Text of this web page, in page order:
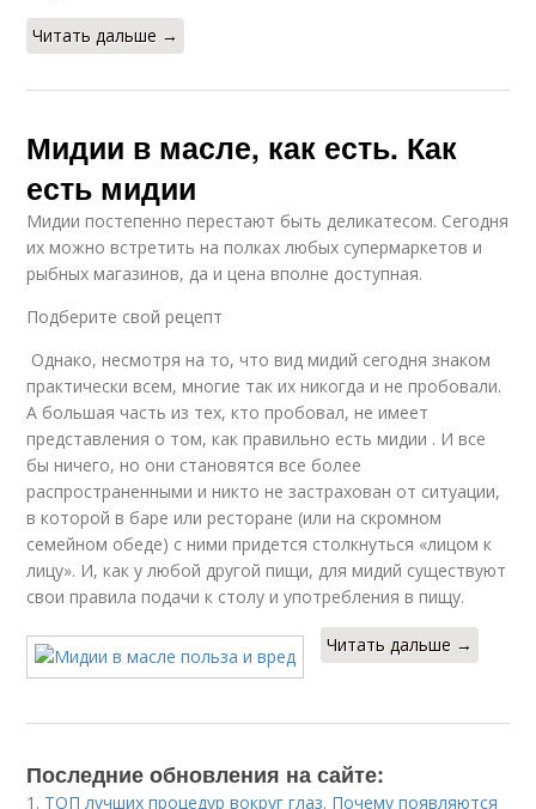
Читать дальше →
Мидии в масле, как есть. Как
есть мидии
Мидии постепенно перестают быть деликатесом. Сегодня
их можно встретить на полках любых супермаркетов и
рыбных магазинов, да и цена вполне доступная.
Подберите свой рецепт
Однако, несмотря на то, что вид мидий сегодня знаком
практически всем, многие так их никогда и не пробовали.
А большая часть из тех, кто пробовал, не имеет
представления о том, как правильно есть мидии . И все
бы ничего, но они становятся все более
распространенными и никто не застрахован от ситуации,
в которой в баре или ресторане (или на скромном
семейном обеде) с ними придется столкнуться «лицом к
лицу». И, как у любой другой пищи, для мидий существуют
свои правила подачи к столу и употребления в пищу.
Читать дальше →
Последние обновления на сайте:
1. ТОП лучших процедур вокруг глаз. Почему появляются